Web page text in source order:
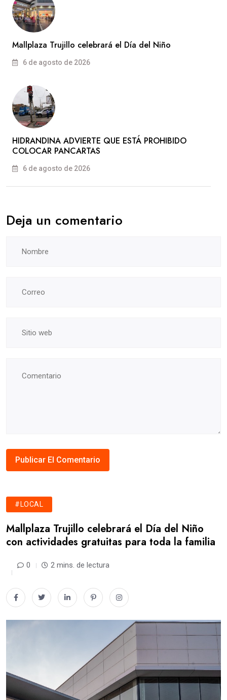
Mallplaza Trujillo celebrará el Día del Niño
6 de agosto de 2026
HIDRANDINA ADVIERTE QUE ESTÁ PROHIBIDO
COLOCAR PANCARTAS
6 de agosto de 2026
Deja un comentario
#LOCAL
Mallplaza Trujillo celebrará el Día del Niño
con actividades gratuitas para toda la familia
0 2 mins. de lectura